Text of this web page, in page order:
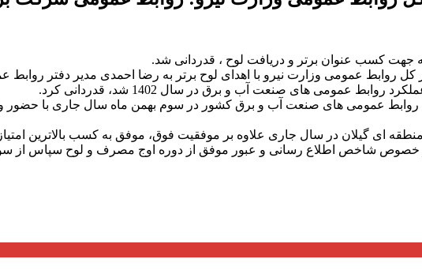
کسب عنوان برتر و دریافت لوح ، قدردانی شد.
روابط عمومی وزارت نیرو با اهدای لوح برتر به رضا احمدی مدیر دفتر
عمومی های صنعت آب و برق در سال 1402 شد، قدردانی کرد.
عمومی های صنعت آب و برق کشور در سوم بهمن ماه سال جاری با حضور
ای گیلان در سال جاری علاوه بر موفقیت فوق، موفق به کسب بالاترین
خصوص شاخص اطلاع رسانی و عبور موفق از دوره اوج مصرف و لوح سپاس از سوی